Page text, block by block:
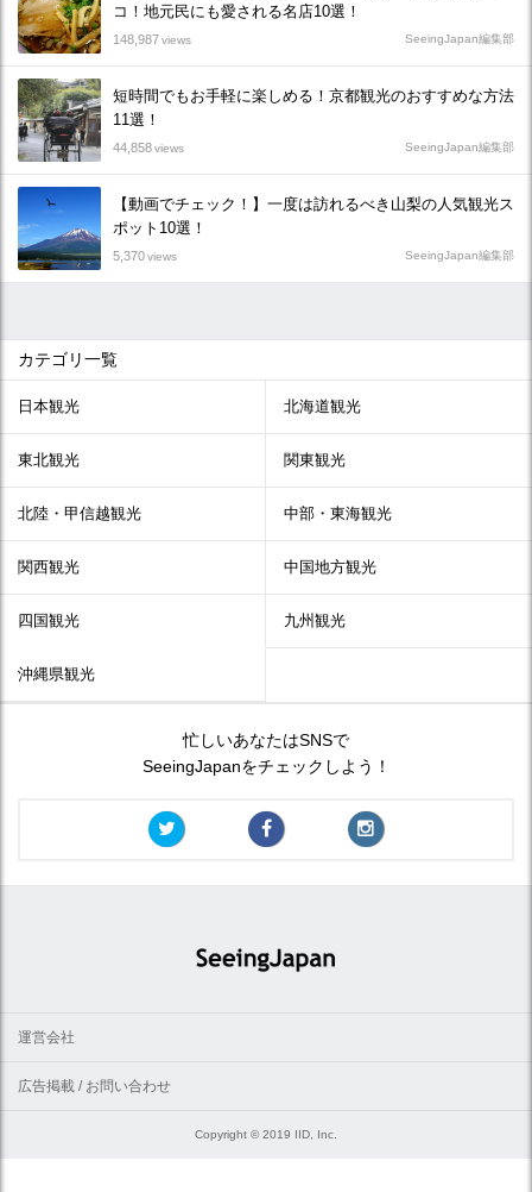
コ！地元民にも愛される名店10選！
148,987views SeeingJapan編集部
短時間でもお手軽に楽しめる！京都観光のおすすめな方法
11選！
44,858views SeeingJapan編集部
【動画でチェック！】一度は訪れるべき山梨の人気観光ス
ポット10選！
5,370views SeeingJapan編集部
カテゴリ一覧
日本観光 北海道観光
東北観光 関東観光
北陸・甲信越観光 中部・東海観光
関西観光 中国地方観光
四国観光 九州観光
沖縄県観光
忙しいあなたはSNSで
SeeingJapanをチェックしよう！
運営会社
広告掲載 / お問い合わせ
Copyright © 2019 IID, Inc.